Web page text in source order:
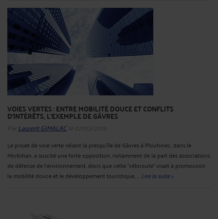
VOIES VERTES : ENTRE MOBILITÉ DOUCE ET CONFLITS
D’INTÉRÊTS, L’EXEMPLE DE GÂVRES
Par Laurent GIMALACle 07/03/2025
Le projet de voie verte reliant la presqu'île de Gâvres à Plouhinec, dans le
Morbihan, a suscité une forte opposition, notamment de la part des associations
de défense de l'environnement. Alors que cette "véloroute" visait à promouvoir
la mobilité douce et le développement touristique, ... Lire la suite >